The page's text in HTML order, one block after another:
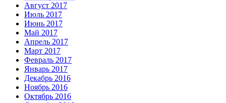
Август 2017
Июль 2017
Июнь 2017
Май 2017
Апрель 2017
Март 2017
Февраль 2017
Январь 2017
Декабрь 2016
Ноябрь 2016
Октябрь 2016